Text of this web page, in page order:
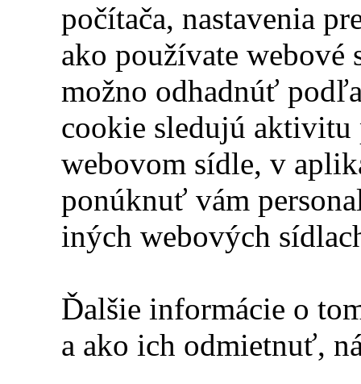
počítača, nastavenia
ako používate webové
možno odhadnúť
cookie sledujú aktivitu
webovom sídle, v
ponúknuť vám
iných webových
Ďalšie informácie o
a ako ich odmietnuť,